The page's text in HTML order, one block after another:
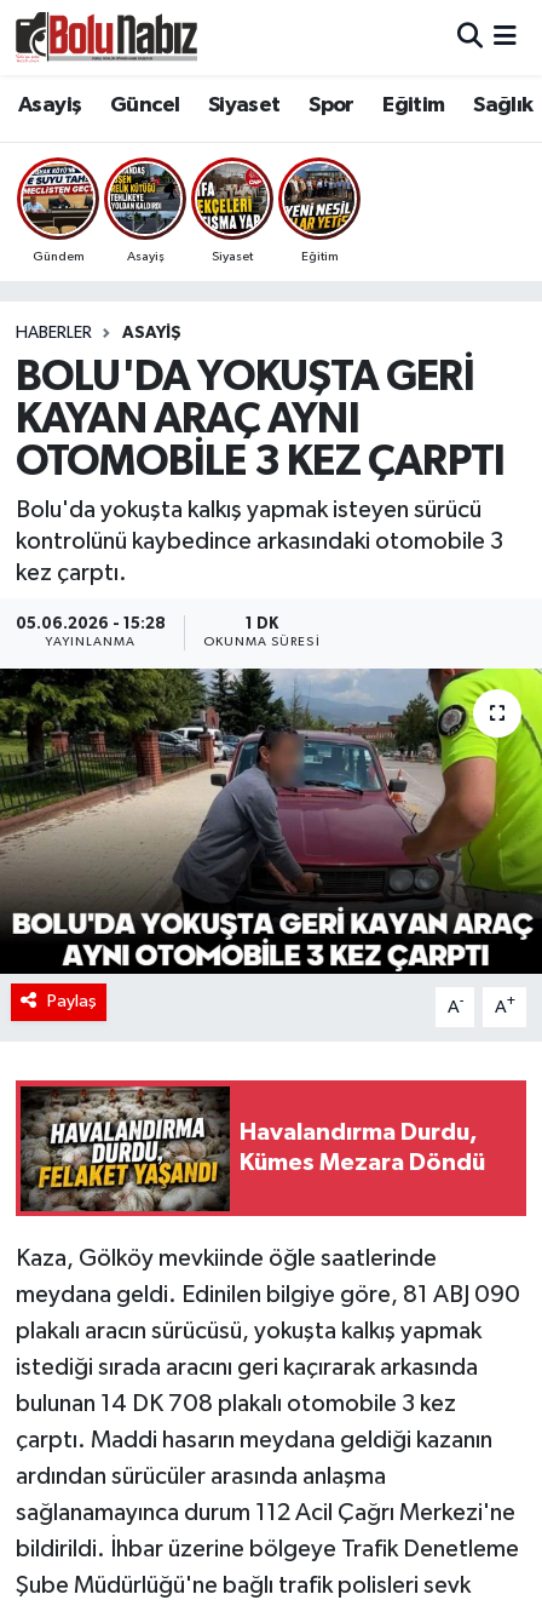
Asayiş Güncel Siyaset Spor Eğitim Sağlık
Gündem Asayiş Siyaset Eğitim
HABERLER ASAYIŞ
BOLU'DA YOKUŞTA GERİ
KAYAN ARAÇ AYNI
OTOMOBİLE 3 KEZ ÇARPTI
Bolu'da yokuşta kalkış yapmak isteyen sürücü
kontrolünü kaybedince arkasındaki otomobile 3
kez çarptı.
05.06.2026 - 15:28
YAYINLANMA
1 DK
OKUNMA SÜRESI
Paylaş A- A+
Havalandırma Durdu,
Kümes Mezara Döndü
Kaza, Gölköy mevkiinde öğle saatlerinde
meydana geldi. Edinilen bilgiye göre, 81 ABJ 090
plakalı aracın sürücüsü, yokuşta kalkış yapmak
istediği sırada aracını geri kaçırarak arkasında
bulunan 14 DK 708 plakalı otomobile 3 kez
çarptı. Maddi hasarın meydana geldiği kazanın
ardından sürücüler arasında anlaşma
sağlanamayınca durum 112 Acil Çağrı Merkezi'ne
bildirildi. İhbar üzerine bölgeye Trafik Denetleme
Şube Müdürlüğü'ne bağlı trafik polisleri sevk
Güncel
Bolu Hava Durumu
Bolu Namaz Vakitleri
Süper Lig Puan Durumu ve Fikstür
Tüm Manşetler
Son Dakika Haberleri
Haber Arşivi